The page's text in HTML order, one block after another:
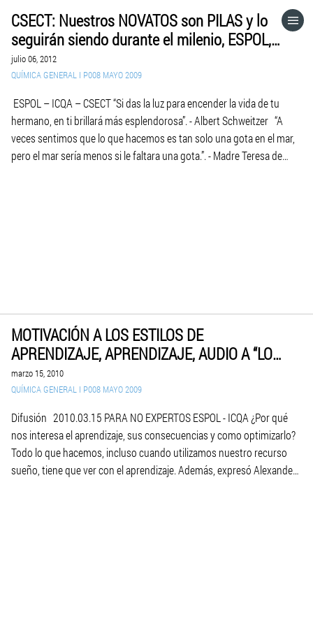
CSECT: Nuestros NOVATOS son PILAS y lo
seguirán siendo durante el milenio, ESPOL,
ICQA, CSECT, 2012.07.06.
julio 06, 2012
QUÍMICA GENERAL I P008 MAYO 2009
ESPOL – ICQA – CSECT “Si das la luz para encender la vida de tu
hermano, en ti brillará más esplendorosa”. - Albert Schweitzer “A
veces sentimos que lo que hacemos es tan solo una gota en el mar,
pero el mar sería menos si le faltara una gota.”. - Madre Teresa de
MOTIVACIÓN A LOS ESTILOS DE
APRENDIZAJE, APRENDIZAJE, AUDIO A “LOS
SENTIDOS Y EL ESTILO DE APRENDIZAJE”
DE CLAUDIA MUÑOZ en LA REVISTA DEL
DIARIO EL UNIVERSO, 2010.03.14, ESPOL,
ICQA, GUÍA A INFORMACIÓN PARA PADRES
DE FAMILIA E INTERESADOS.
marzo 15, 2010
QUÍMICA GENERAL I P008 MAYO 2009
Difusión 2010.03.15 PARA NO EXPERTOS ESPOL - ICQA ¿Por qué
nos interesa el aprendizaje, sus consecuencias y como optimizarlo?
Todo lo que hacemos, incluso cuando utilizamos nuestro recurso
sueño, tiene que ver con el aprendizaje. Además, expresó Alexander
HOME
CATEGORÍAS
IR A
VISITA EL SITIO WEB